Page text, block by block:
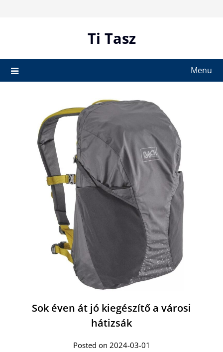
Ti Tasz
Menu
Sok éven át jó kiegészítő a városi
hátizsák
Posted on 2024-03-01